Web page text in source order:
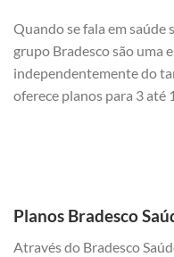
Quando se fala em saúde
grupo Bradesco são uma
independentemente do
oferece planos para 3 até
Planos Bradesco
Através do Bradesco